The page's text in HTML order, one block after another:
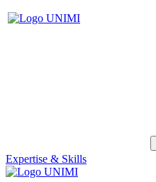
Expertise & Skills